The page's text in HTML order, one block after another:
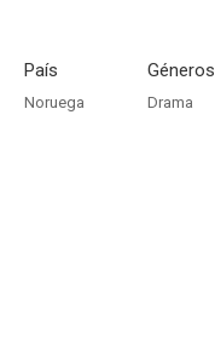
País
Noruega
Géneros
Drama